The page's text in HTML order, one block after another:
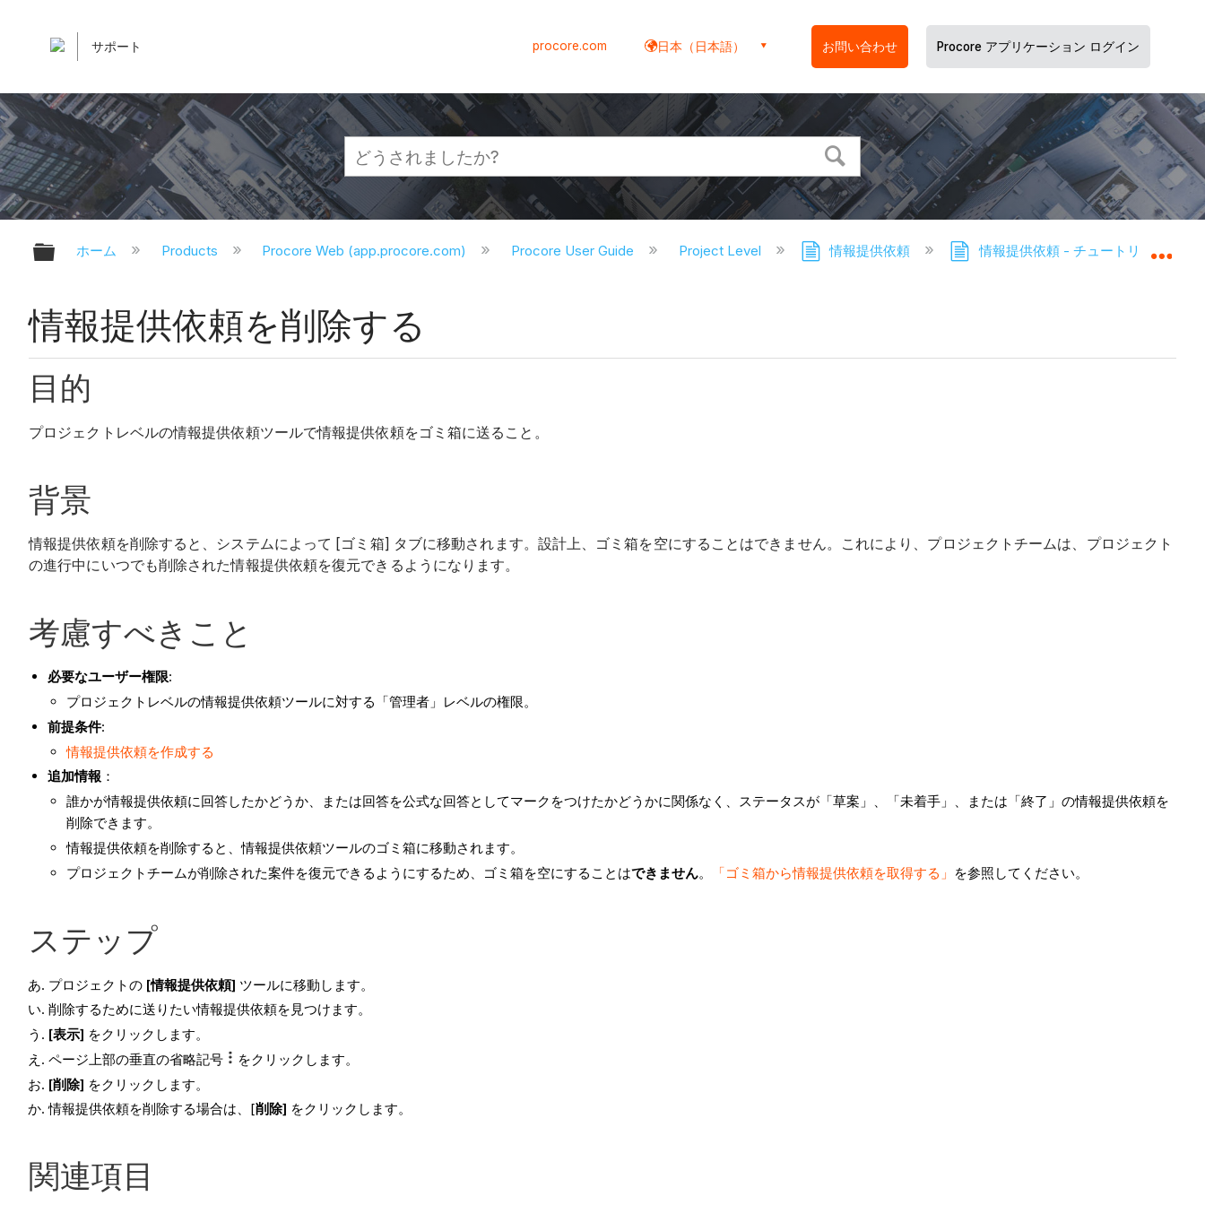
サポート procore.com 日本（日本語） お問い合わせ Procore アプリケーション ログイン
グローバル階層を展開/折りたたむ
ホーム Products Procore Web (app.procore.com) Procore User Guide Project Level 情報提供依頼 情報提供依頼 - チュートリアル
情報提供依頼を削除する
目的
プロジェクトレベルの情報提供依頼ツールで情報提供依頼をゴミ箱に送ること。
背景
情報提供依頼を削除すると、システムによって [ゴミ箱] タブに移動されます。設計上、ゴミ箱を空にすることはできません。これにより、プロジェクトチームは、プロジェクト
の進行中にいつでも削除された情報提供依頼を復元できるようになります。
考慮すべきこと
必要なユーザー権限:
プロジェクトレベルの情報提供依頼ツールに対する「管理者」レベルの権限。
前提条件:
情報提供依頼を作成する
追加情報 ：
誰かが情報提供依頼に回答したかどうか、または回答を公式な回答としてマークをつけたかどうかに関係なく、ステータスが「草案」、「未着手」、または「終了」の情報提供依頼を
削除できます。
情報提供依頼を削除すると、情報提供依頼ツールのゴミ箱に移動されます。
プロジェクトチームが削除された案件を復元できるようにするため、ゴミ箱を空にすることはできません。 「ゴミ箱から情報提供依頼を取得する」 を参照してください。
ステップ
プロジェクトの [情報提供依頼] ツールに移動します。
削除するために送りたい情報提供依頼を見つけます。
[表示] をクリックします。
ページ上部の垂直の省略記号
をクリックします。
[削除] をクリックします。
情報提供依頼を削除する場合は、[削除] をクリックします。
関連項目